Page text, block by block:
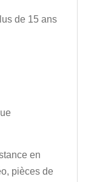
de 15 ans
en
pièces de